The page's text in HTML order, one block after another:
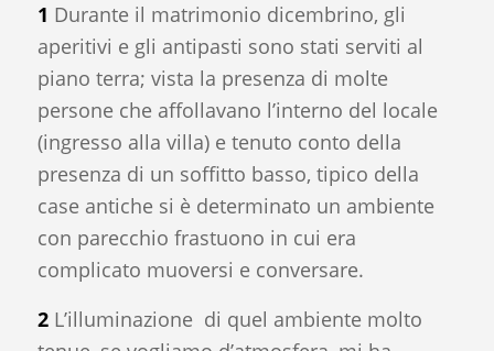
1 Durante il matrimonio dicembrino, gli
aperitivi e gli antipasti sono stati serviti al
piano terra; vista la presenza di molte
persone che affollavano l’interno del locale
(ingresso alla villa) e tenuto conto della
presenza di un soffitto basso, tipico della
case antiche si è determinato un ambiente
con parecchio frastuono in cui era
complicato muoversi e conversare.
2L’illuminazione di quel ambiente molto